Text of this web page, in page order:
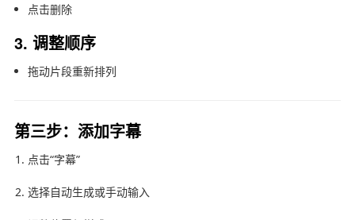
点击删除
3. 调整顺序
拖动片段重新排列
第三步：添加字幕
点击“字幕”
选择自动生成或手动输入